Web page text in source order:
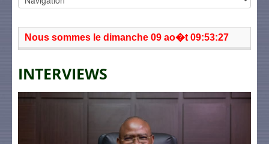
Nous sommes le dimanche 09 ao�t 09:53:27
INTERVIEWS